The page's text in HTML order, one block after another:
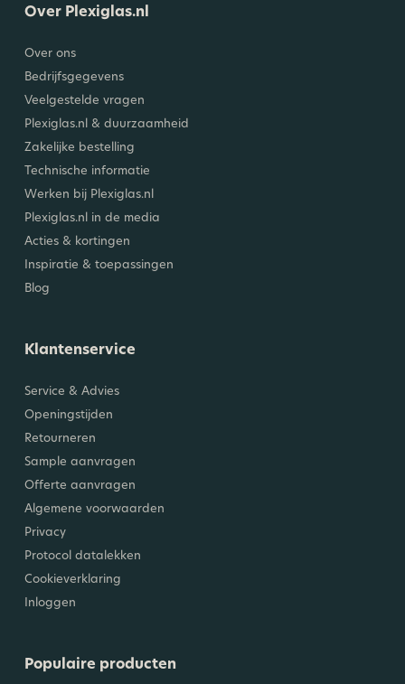
Over Plexiglas.nl
Over ons
Bedrijfsgegevens
Veelgestelde vragen
Plexiglas.nl & duurzaamheid
Zakelijke bestelling
Technische informatie
Werken bij Plexiglas.nl
Plexiglas.nl in de media
Acties & kortingen
Inspiratie & toepassingen
Blog
Klantenservice
Service & Advies
Openingstijden
Retourneren
Sample aanvragen
Offerte aanvragen
Algemene voorwaarden
Privacy
Protocol datalekken
Cookieverklaring
Inloggen
Populaire producten